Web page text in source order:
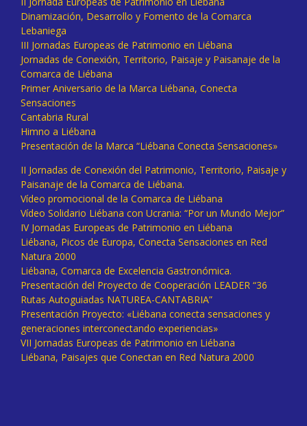
Dinamización, Desarrollo y Fomento de la Comarca
Lebaniega
III Jornadas Europeas de Patrimonio en Liébana
Jornadas de Conexión, Territorio, Paisaje y Paisanaje de la
Comarca de Liébana
Primer Aniversario de la Marca Liébana, Conecta
Sensaciones
Cantabria Rural
Himno a Liébana
Presentación de la Marca “Liébana Conecta Sensaciones»
II Jornadas de Conexión del Patrimonio, Territorio, Paisaje y
Paisanaje de la Comarca de Liébana.
Vídeo promocional de la Comarca de Liébana
Vídeo Solidario Liébana con Ucrania: “Por un Mundo Mejor”
IV Jornadas Europeas de Patrimonio en Liébana
Liébana, Picos de Europa, Conecta Sensaciones en Red
Natura 2000
Liébana, Comarca de Excelencia Gastronómica.
Presentación del Proyecto de Cooperación LEADER “36
Rutas Autoguiadas NATUREA-CANTABRIA”
Presentación Proyecto: «Liébana conecta sensaciones y
generaciones interconectando experiencias»
VII Jornadas Europeas de Patrimonio en Liébana
Liébana, Paisajes que Conectan en Red Natura 2000